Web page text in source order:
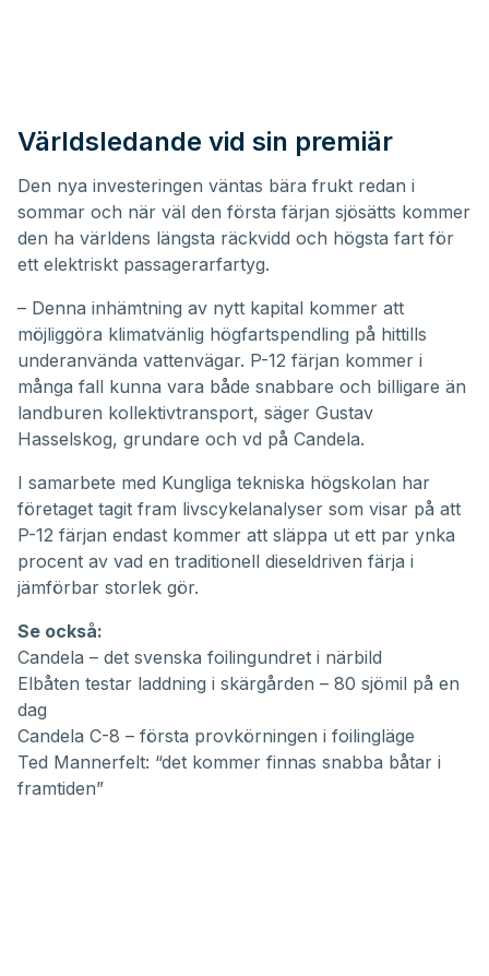
Världsledande vid sin premiär
Den nya investeringen väntas bära frukt redan i
sommar och när väl den första färjan sjösätts kommer
den ha världens längsta räckvidd och högsta fart för
ett elektriskt passagerarfartyg.
– Denna inhämtning av nytt kapital kommer att
möjliggöra klimatvänlig högfartspendling på hittills
underanvända vattenvägar. P-12 färjan kommer i
många fall kunna vara både snabbare och billigare än
landburen kollektivtransport, säger Gustav
Hasselskog, grundare och vd på Candela.
I samarbete med Kungliga tekniska högskolan har
företaget tagit fram livscykelanalyser som visar på att
P-12 färjan endast kommer att släppa ut ett par ynka
procent av vad en traditionell dieseldriven färja i
jämförbar storlek gör.
Se också:
Candela – det svenska foilingundret i närbild
Elbåten testar laddning i skärgården – 80 sjömil på en
dag
Candela C-8 – första provkörningen i foilingläge
Ted Mannerfelt: “det kommer finnas snabba båtar i
framtiden”